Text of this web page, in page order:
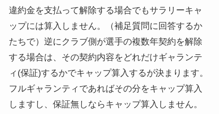
違約金を支払って解除する場合でもサラリーキャ
ップには算入しません。（補足質問に回答するか
たちで）逆にクラブ側が選手の複数年契約を解除
する場合は、その契約内容をどれだけギャランテ
ィ(保証)するかでキャップ算入するが決まります。
フルギャランティであればその分をキャップ算入
しますし、保証無しならキャップ算入しません。